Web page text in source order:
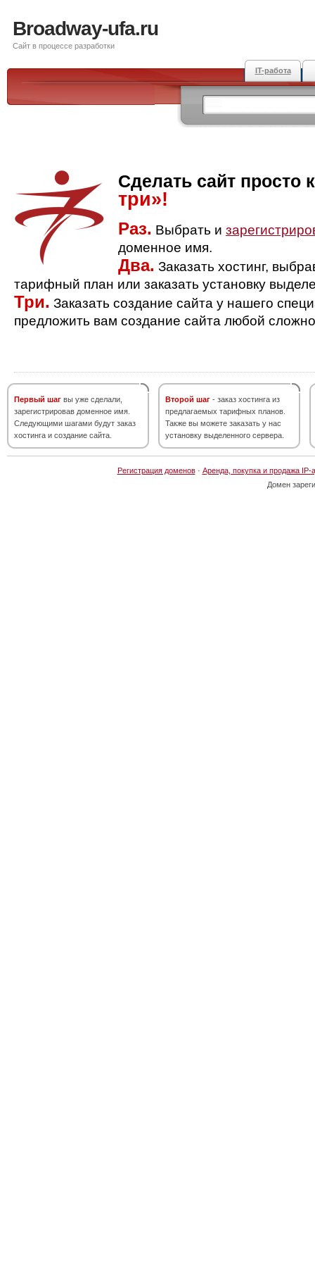
Broadway-ufa.ru
Сайт в процессе разработки
IT-работа
Сделать сайт просто
три»!
Раз. Выбрать и
доменное имя.
Два. Заказать хостинг,
тарифный план или заказать установку
Три. Заказать создание сайта у нашего
предложить вам создание сайта любой
Первый шаг вы уже сделали,
зарегистрировав доменное имя.
Следующими шагами будут заказ
хостинга и создание сайта.
Второй шаг - заказ хостинга из
предлагаемых тарифных планов.
Также вы можете заказать у нас
установку выделенного сервера.
Регистрация доменов· Аренда, покупка и продажа IP-
Домен